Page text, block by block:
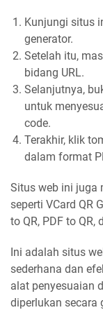
Kunjungi situs
generator.
Setelah itu,
bidang URL.
Selanjutnya,
untuk
code.
Terakhir, klik
dalam format
Situs web ini juga
seperti VCard QR
to QR, PDF to QR,
Ini adalah situs
sederhana dan
alat penyesuaian
diperlukan secara